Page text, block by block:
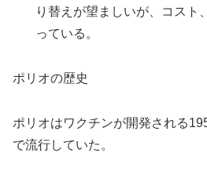
り替えが望ましいが、コスト
っている。
ポリオの歴史
ポリオはワクチンが開発される
で流行していた。